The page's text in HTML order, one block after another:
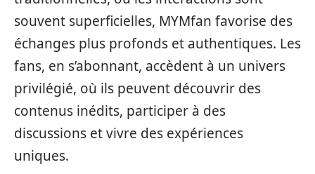
souvent superficielles, MYMfan favorise des
échanges plus profonds et authentiques. Les
fans, en s’abonnant, accèdent à un univers
privilégié, où ils peuvent découvrir des
contenus inédits, participer à des
discussions et vivre des expériences
uniques.